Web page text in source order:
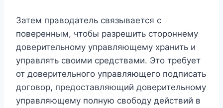
Затем праводатель связывается с
поверенным, чтобы разрешить стороннему
доверительному управляющему хранить и
управлять своими средствами. Это требует
от доверительного управляющего подписать
договор, предоставляющий доверительному
управляющему полную свободу действий в